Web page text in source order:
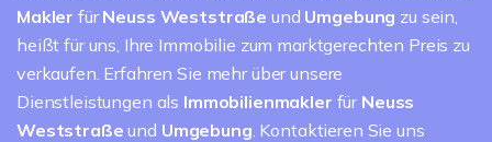
Makler fürNeuss Weststraße und Umgebung zu sein,
heißt für uns, Ihre Immobilie zum marktgerechten Preis zu
verkaufen. Erfahren Sie mehr über unsere
Dienstleistungen als Immobilienmakler für Neuss
Weststraßeund Umgebung . Kontaktieren Sie uns